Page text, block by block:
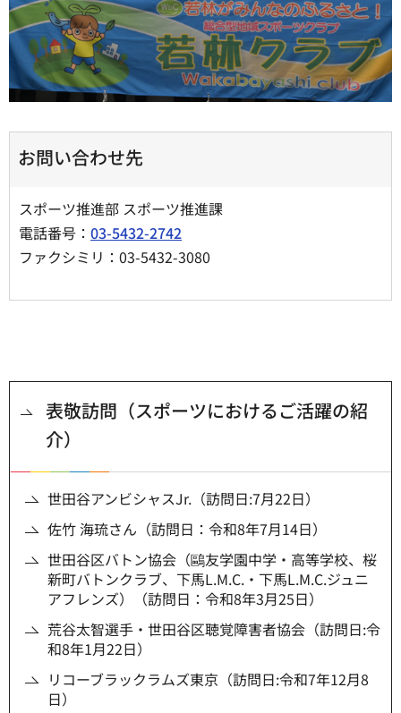
お問い合わせ先
スポーツ推進部 スポーツ推進課
電話番号： 03-5432-2742
ファクシミリ：03-5432-3080
表敬訪問（スポーツにおけるご活躍の紹
介）
世田谷アンビシャスJr.（訪問日:7月22日）
佐竹 海琉さん（訪問日：令和8年7月14日）
世田谷区バトン協会（鷗友学園中学・高等学校、桜
新町バトンクラブ、下馬L.M.C.・下馬L.M.C.ジュニ
アフレンズ）（訪問日：令和8年3月25日）
荒谷太智選手・世田谷区聴覚障害者協会（訪問日:令
和8年1月22日）
リコーブラックラムズ東京（訪問日:令和7年12月8
日）